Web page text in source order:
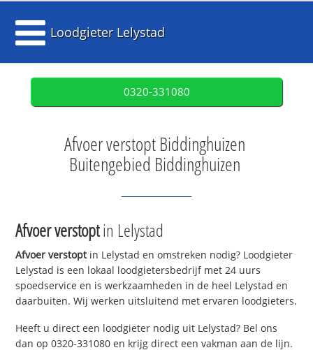
Loodgieter Lelystad
0320-331080
Afvoer verstopt Biddinghuizen
Buitengebied Biddinghuizen
Afvoer verstoptin Lelystad
Afvoer verstoptin Lelystad en omstreken nodig? Loodgieter
Lelystad is een lokaal loodgietersbedrijf met 24 uurs
spoedservice en is werkzaamheden in de heel Lelystad en
daarbuiten. Wij werken uitsluitend met ervaren loodgieters.
Heeft u direct een loodgieter nodig uit Lelystad? Bel ons
dan op 0320-331080 en krijg direct een vakman aan de lijn.